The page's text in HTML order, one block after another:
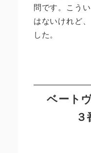
問です。こう
はないけれど
した。
ベート
３